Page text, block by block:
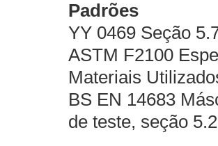
Padrões
YY 0469 Seção
ASTM F2100
Materiais
BS EN 14683
de teste, seção